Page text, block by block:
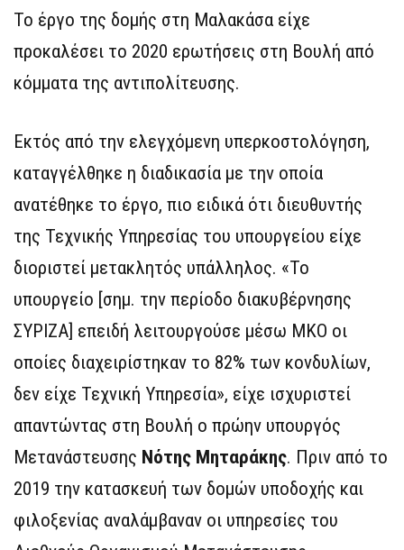
Το έργο της δομής στη Μαλακάσα είχε
προκαλέσει το 2020 ερωτήσεις στη Βουλή από
κόμματα της αντιπολίτευσης.
Εκτός από την ελεγχόμενη υπερκοστολόγηση,
καταγγέλθηκε η διαδικασία με την οποία
ανατέθηκε το έργο, πιο ειδικά ότι διευθυντής
της Τεχνικής Υπηρεσίας του υπουργείου είχε
διοριστεί μετακλητός υπάλληλος. «Το
υπουργείο [σημ. την περίοδο διακυβέρνησης
ΣΥΡΙΖΑ] επειδή λειτουργούσε μέσω ΜΚΟ οι
οποίες διαχειρίστηκαν το 82% των κονδυλίων,
δεν είχε Τεχνική Υπηρεσία», είχε ισχυριστεί
απαντώντας στη Βουλή ο πρώην υπουργός
Μετανάστευσης Νότης Μηταράκης. Πριν από το
2019 την κατασκευή των δομών υποδοχής και
φιλοξενίας αναλάμβαναν οι υπηρεσίες του